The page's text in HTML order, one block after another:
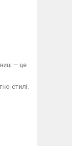
— це
стилі.